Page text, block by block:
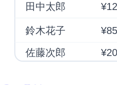
田中太郎
鈴木花子
佐藤次郎